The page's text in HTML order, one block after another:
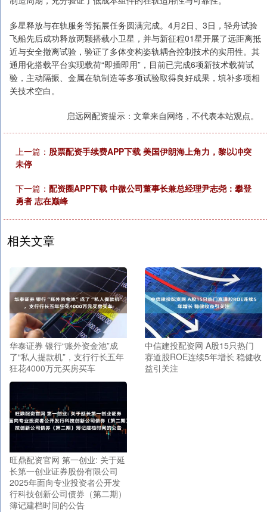
多星释放与在轨服务等拓展任务圆满完成。4月2日、3日，轻舟试验
飞船先后成功释放两颗搭载小卫星，并与新征程01星开展了远距离抵
近与安全撤离试验，验证了多体变构姿轨耦合控制技术的实用性。其
通用化搭载平台实现载荷“即插即用”，目前已完成6项新技术载荷试
验，主动隔振、金属在轨制造等多项试验取得良好成果，填补多项相
关技术空白。
启远网配资提示：文章来自网络，不代表本站观点。
上一篇： 股票配资手续费APP下载 美国伊朗海上角力，黎以冲突
未停
下一篇： 配资圈APP下载 中微公司董事长兼总经理尹志尧：攀登
勇者 志在巅峰
相关文章
华泰证券 银行“账外资金池”成
了“私人提款机”，支行行长五年
狂花4000万元买房买车
中信建投配资网 A股15只热门
赛道股ROE连续5年增长 稳健收
益引关注
旺鼎配资官网 第一创业: 关于延
长第一创业证券股份有限公司
2025年面向专业投资者公开发
行科技创新公司债券（第二期）
簿记建档时间的公告